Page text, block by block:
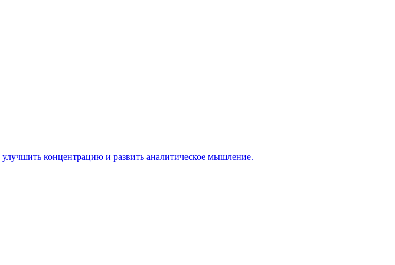
концентрацию и развить аналитическое мышление.